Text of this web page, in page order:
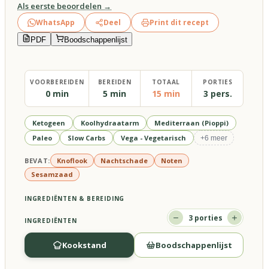
Als eerste beoordelen →
WhatsApp Deel Print dit recept
PDF Boodschappenlijst
VOORBEREIDEN
0 min
BEREIDEN
5 min
TOTAAL
15 min
PORTIES
3 pers.
Ketogeen Koolhydraatarm
Mediterraan (Pioppi)
Paleo
Slow Carbs Vega - Vegetarisch +6 meer
BEVAT: Knoflook Nachtschade
Noten
Sesamzaad
INGREDIËNTEN & BEREIDING
INGREDIËNTEN 3 porties
Kookstand Boodschappenlijst